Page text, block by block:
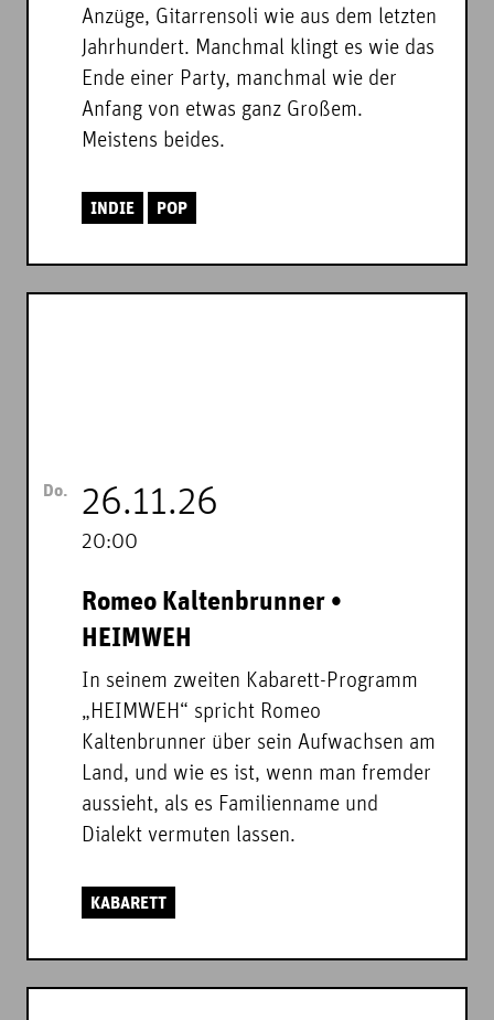
Anzüge, Gitarrensoli wie aus dem letzten
Jahrhundert. Manchmal klingt es wie das
Ende einer Party, manchmal wie der
Anfang von etwas ganz Großem.
Meistens beides.
INDIE POP
Do. 26.11.26
20:00
Romeo Kaltenbrunner •
HEIMWEH
In seinem zweiten Kabarett-Programm
„HEIMWEH“ spricht Romeo
Kaltenbrunner über sein Aufwachsen am
Land, und wie es ist, wenn man fremder
aussieht, als es Familienname und
Dialekt vermuten lassen.
KABARETT